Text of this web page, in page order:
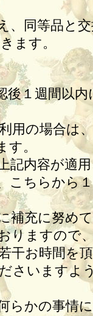
、同等品と
ます。
後１週間以内
用の場合は
す。
記内容が適
こちらから
補充に努め
りますので
干お時間を
さいますよ
らかの事情